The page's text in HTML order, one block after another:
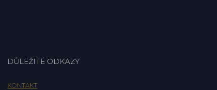
DŮLEŽITÉ ODKAZY
KONTAKT